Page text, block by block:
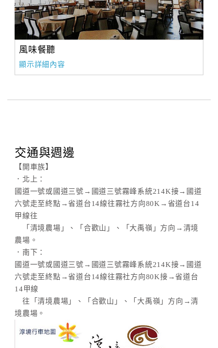
風味餐聽
顯示詳細內容
交通與週邊
【開車族】
．北上：
國道一號或國道三號→國道三號霧峰系統214K接→國道
六號走至終點→省道台14線往霧社方向80K→省道台14
甲線往
「清境農場」、「合歡山」、「大禹嶺」方向→清境
農場。
．南下：
國道一號或國道三號→國道三號霧峰系統214K接→國道
六號走至終點→省道台14線往霧社方向80K接→省道台
14甲線
往「清境農場」、「合歡山」、「大禹嶺」方向→清
境農場。